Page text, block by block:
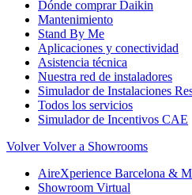
Dónde comprar Daikin
Mantenimiento
Stand By Me
Aplicaciones y conectividad
Asistencia técnica
Nuestra red de instaladores
Simulador de Instalaciones
Todos los servicios
Simulador de Incentivos CAE
Volver Volver a Showrooms
AireXperience Barcelona &
Showroom Virtual